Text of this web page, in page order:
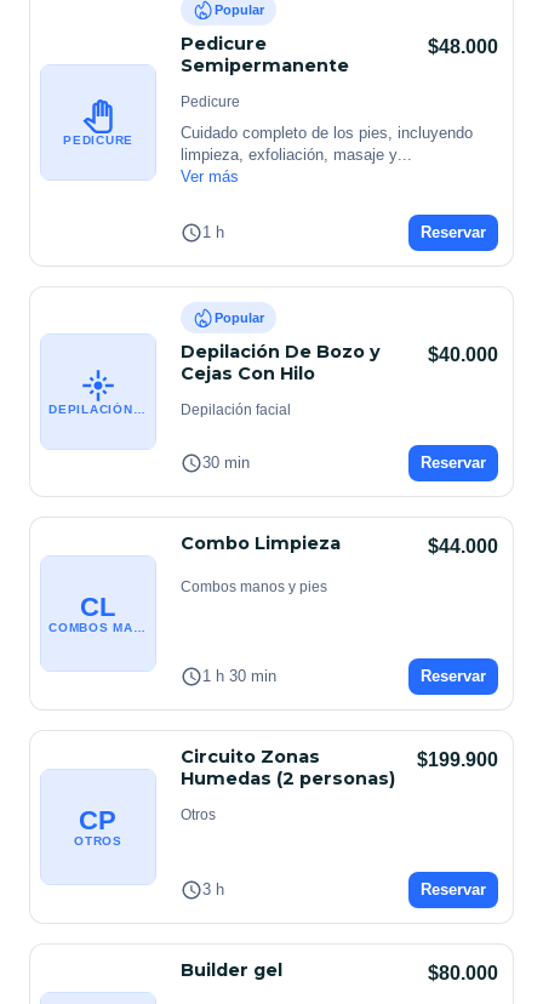
PEDICURE
Popular
Pedicure
Semipermanente
$48.000
Pedicure
Cuidado completo de los pies, incluyendo
limpieza, exfoliación, masaje y...
Ver más
1 h Reservar
Popular
Depilación De Bozo y
Cejas Con Hilo
$40.000
Depilación facial
30 min Reservar
CL
Combo Limpieza $44.000
Combos manos y pies
1 h 30 min Reservar
CP
OTROS
Circuito Zonas
Humedas (2 personas)
$199.900
Otros
3 h Reservar
Builder gel $80.000